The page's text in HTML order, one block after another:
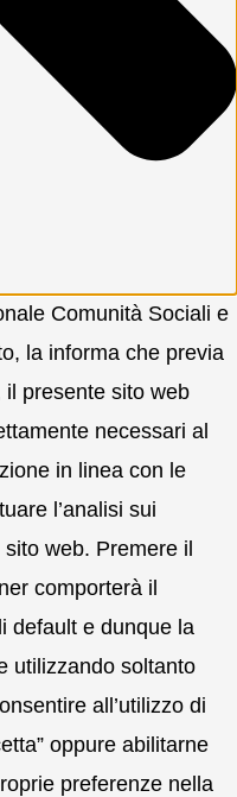
Comunità Sociali e
la informa che previa
presente sito web
necessari al
in linea con le
l’analisi sui
web. Premere il
comporterà il
default e dunque la
utilizzando soltanto
all’utilizzo di
oppure abilitarne
preferenze nella